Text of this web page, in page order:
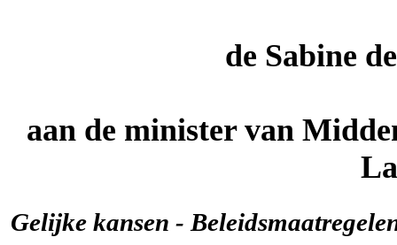
de Sabine
aan de minister van
Gelijke kansen -